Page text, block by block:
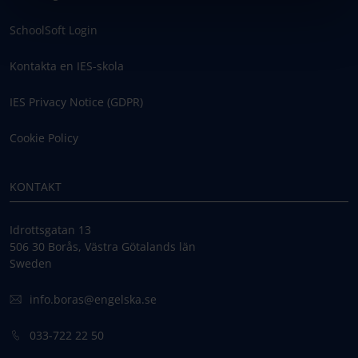
SchoolSoft Login
Kontakta en IES-skola
IES Privacy Notice (GDPR)
Cookie Policy
KONTAKT
Idrottsgatan 13
506 30 Borås, Västra Götalands län
Sweden
info.boras@engelska.se
033-722 22 50